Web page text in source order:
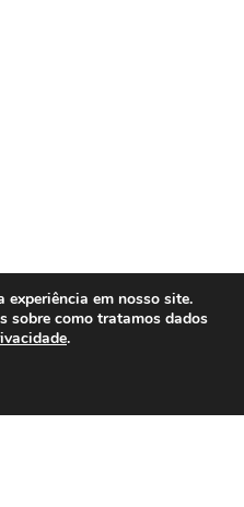
experiência em nosso site.
sobre como tratamos dados
.